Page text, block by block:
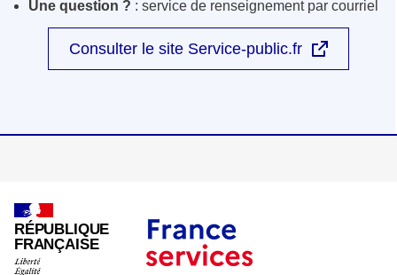
Une question ? : service de renseignement par courriel
Consulter le site Service-public.fr
RÉPUBLIQUE
FRANÇAISE